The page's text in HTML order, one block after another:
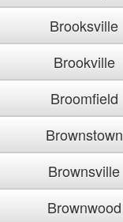
Brooksville
Brookville
Broomfield
Brownstown
Brownsville
Brownwood